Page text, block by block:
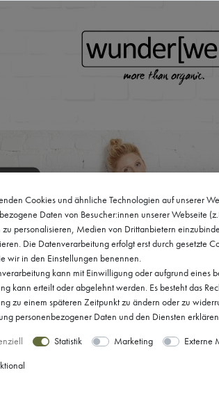
Cookies und ähnliche Technologien auf unserer
Daten von Besucher:innen unserer Webseite
personalisieren, Medien von Drittanbietern
Die Datenverarbeitung erfolgt erst durch gesetzte
wir in den Einstellungen benennen.
kann mit Einwilligung oder aufgrund eines
kann erteilt oder abgelehnt werden. Es besteht das
zu einem späteren Zeitpunkt zu ändern oder zu
personenbezogener Daten und den Diensten
Statistik Marketing Externe